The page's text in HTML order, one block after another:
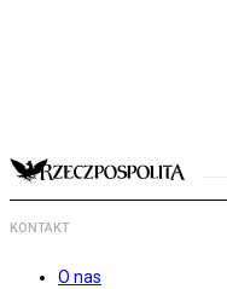
KONTAKT
O nas